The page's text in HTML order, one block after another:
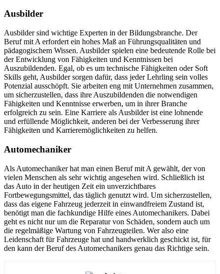
Ausbilder
Ausbilder sind wichtige Experten in der Bildungsbranche. Der
Beruf mit A erfordert ein hohes Maß an Führungsqualitäten und
pädagogischem Wissen. Ausbilder spielen eine bedeutende Rolle bei
der Entwicklung von Fähigkeiten und Kenntnissen bei
Auszubildenden. Egal, ob es um technische Fähigkeiten oder Soft
Skills geht, Ausbilder sorgen dafür, dass jeder Lehrling sein volles
Potenzial ausschöpft. Sie arbeiten eng mit Unternehmen zusammen,
um sicherzustellen, dass ihre Auszubildenden die notwendigen
Fähigkeiten und Kenntnisse erwerben, um in ihrer Branche
erfolgreich zu sein. Eine Karriere als Ausbilder ist eine lohnende
und erfüllende Möglichkeit, anderen bei der Verbesserung ihrer
Fähigkeiten und Karrieremöglichkeiten zu helfen.
Automechaniker
Als Automechaniker hat man einen Beruf mit A gewählt, der von
vielen Menschen als sehr wichtig angesehen wird. Schließlich ist
das Auto in der heutigen Zeit ein unverzichtbares
Fortbewegungsmittel, das täglich genutzt wird. Um sicherzustellen,
dass das eigene Fahrzeug jederzeit in einwandfreiem Zustand ist,
benötigt man die fachkundige Hilfe eines Automechanikers. Dabei
geht es nicht nur um die Reparatur von Schäden, sondern auch um
die regelmäßige Wartung von Fahrzeugteilen. Wer also eine
Leidenschaft für Fahrzeuge hat und handwerklich geschickt ist, für
den kann der Beruf des Automechanikers genau das Richtige sein.